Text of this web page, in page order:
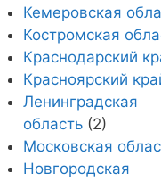
Кемеровская
Костромская
Краснодарский
Красноярский
Ленинградская
область(2)
Московская
Новгородская